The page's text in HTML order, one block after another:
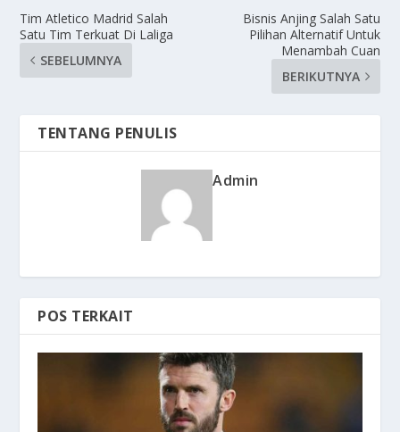
Tim Atletico Madrid Salah
Satu Tim Terkuat Di Laliga
SEBELUMNYA
Bisnis Anjing Salah Satu
Pilihan Alternatif Untuk
Menambah Cuan
BERIKUTNYA
TENTANG PENULIS
Admin
POS TERKAIT